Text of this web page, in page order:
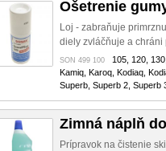
Ošetrenie
Loj - zabraňuje
diely zvláčňuje a chráni
SON 499 100 105, 120,
Kamiq, Karoq, Kodiaq,
Superb, Superb 2, Superb
Zimná náplň
Prípravok na čistenie